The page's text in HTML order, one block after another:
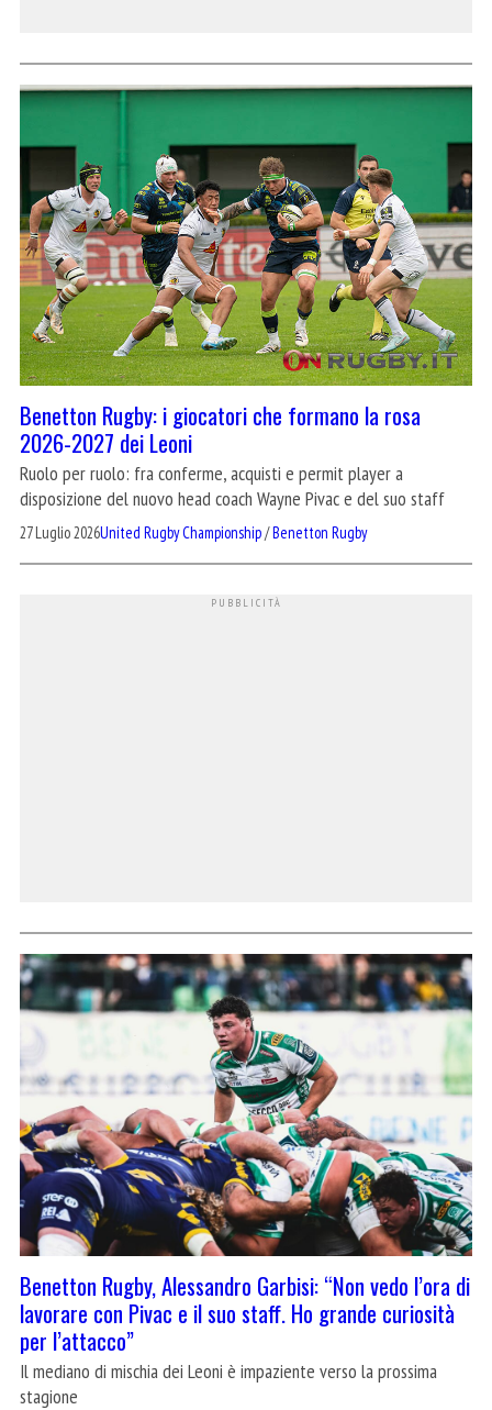
Benetton Rugby: i giocatori che formano la rosa
2026-2027 dei Leoni
Ruolo per ruolo: fra conferme, acquisti e permit player a
disposizione del nuovo head coach Wayne Pivac e del suo staff
27 Luglio 2026United Rugby Championship/Benetton Rugby
Benetton Rugby, Alessandro Garbisi: “Non vedo l’ora di
lavorare con Pivac e il suo staff. Ho grande curiosità
per l’attacco”
Il mediano di mischia dei Leoni è impaziente verso la prossima
stagione